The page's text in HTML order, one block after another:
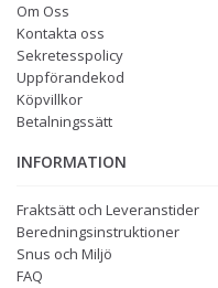
Om Oss
Kontakta oss
Sekretesspolicy
Uppförandekod
Köpvillkor
Betalningssätt
INFORMATION
Fraktsätt och Leveranstider
Beredningsinstruktioner
Snus och Miljö
FAQ